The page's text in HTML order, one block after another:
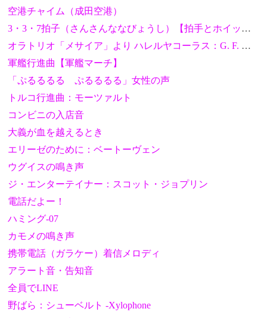
空港チャイム（成田空港）
3・3・7拍子（さんさんななびょうし）【拍手とホイッスル】
オラトリオ「メサイア」より ハレルヤコーラス：G. F. ヘンデル
軍艦行進曲【軍艦マーチ】
「ぷるるるる ぷるるるる」女性の声
トルコ行進曲：モーツァルト
コンビニの入店音
大義が血を越えるとき
エリーゼのために：ベートーヴェン
ウグイスの鳴き声
ジ・エンターテイナー：スコット・ジョプリン
電話だよー！
ハミング-07
カモメの鳴き声
携帯電話（ガラケー）着信メロディ
アラート音・告知音
全員でLINE
野ばら：シューベルト -Xylophone